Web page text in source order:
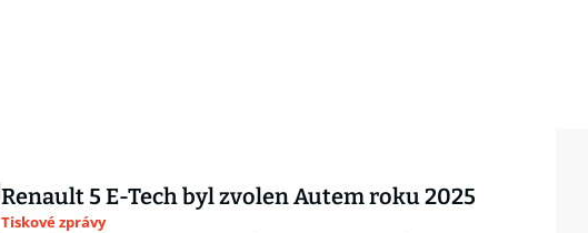
Renault 5 E-Tech byl zvolen Autem roku 2025
Tiskové zprávy